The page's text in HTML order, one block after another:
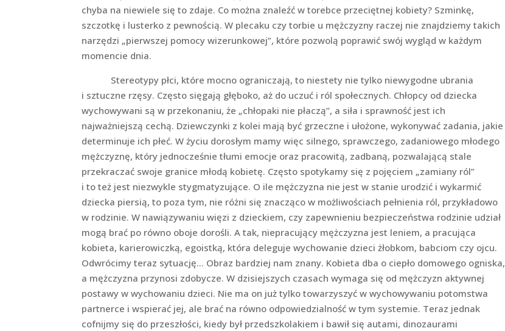
chyba na niewiele się to zdaje. Co można znaleźć w torebce przeciętnej kobiety? Szminkę,
szczotkę i lusterko z pewnością. W plecaku czy torbie u mężczyzny raczej nie znajdziemy takich
narzędzi „pierwszej pomocy wizerunkowej”, które pozwolą poprawić swój wygląd w każdym
momencie dnia.
Stereotypy płci, które mocno ograniczają, to niestety nie tylko niewygodne ubrania
i sztuczne rzęsy. Często sięgają głęboko, aż do uczuć i ról społecznych. Chłopcy od dziecka
wychowywani są w przekonaniu, że „chłopaki nie płaczą”, a siła i sprawność jest ich
najważniejszą cechą. Dziewczynki z kolei mają być grzeczne i ułożone, wykonywać zadania, jakie
determinuje ich płeć. W życiu dorosłym mamy więc silnego, sprawczego, zadaniowego młodego
mężczyznę, który jednocześnie tłumi emocje oraz pracowitą, zadbaną, pozwalającą stale
przekraczać swoje granice młodą kobietę. Często spotykamy się z pojęciem „zamiany ról”
i to też jest niezwykle stygmatyzujące. O ile mężczyzna nie jest w stanie urodzić i wykarmić
dziecka piersią, to poza tym, nie różni się znacząco w możliwościach pełnienia ról, przykładowo
w rodzinie. W nawiązywaniu więzi z dzieckiem, czy zapewnieniu bezpieczeństwa rodzinie udział
mogą brać po równo oboje dorośli. A tak, niepracujący mężczyzna jest leniem, a pracująca
kobieta, karierowiczką, egoistką, która deleguje wychowanie dzieci żłobkom, babciom czy ojcu.
Odwrócimy teraz sytuację… Obraz bardziej nam znany. Kobieta dba o ciepło domowego ogniska,
a mężczyzna przynosi zdobycze. W dzisiejszych czasach wymaga się od mężczyzn aktywnej
postawy w wychowaniu dzieci. Nie ma on już tylko towarzyszyć w wychowywaniu potomstwa
partnerce i wspierać jej, ale brać na równo odpowiedzialność w tym systemie. Teraz jednak
cofnijmy się do przeszłości, kiedy był przedszkolakiem i bawił się autami, dinozaurami